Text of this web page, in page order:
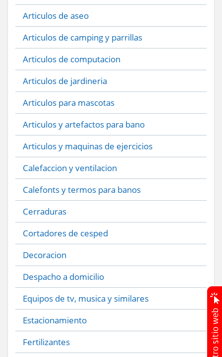
Articulos de aseo
Articulos de camping y parrillas
Articulos de computacion
Articulos de jardineria
Articulos para mascotas
Articulos y artefactos para bano
Articulos y maquinas de ejercicios
Calefaccion y ventilacion
Calefonts y termos para banos
Cerraduras
Cortadores de cesped
Decoracion
Despacho a domicilio
Equipos de tv, musica y similares
Estacionamiento
Fertilizantes